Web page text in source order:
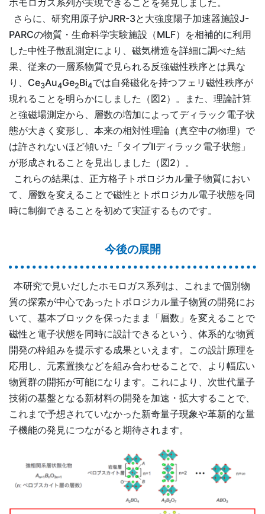
ホモロガス系列が実現できることを発見しました。
さらに、研究用原子炉JRR-3と大強度陽子加速器施設J-
PARCの物質・生命科学実験施設（MLF）を相補的に利用
した中性子散乱測定により、磁気構造を詳細に調べた結
果、従来の一層系物質で見られる反強磁性秩序とは異な
り、Ce3Au4Ge2Bi4では自発磁化を持つフェリ磁性秩序が
現れることを明らかにしました（図2）。また、理論計算
と強磁場測定から、層数の増加によってディラック電子状
態が大きく変形し、本来の相対性理論（真空中の物理）で
は許されないほど傾いた「タイプIIディラック電子状態」
が形成されることを見出しました（図2）。
これらの結果は、正方格子トポロジカル量子物質におい
て、層数を変えることで磁性とトポロジカル電子状態を同
時に制御できることを初めて実証するものです。
今後の展開
本研究で見いだしたホモロガス系列は、これまで個別物
質の探索が中心であったトポロジカル量子物質の開発にお
いて、基本ブロックを保ったまま「層数」を変えることで
磁性と電子状態を同時に設計できるという、体系的な物質
開発の枠組みを提示する成果といえます。この設計原理を
応用し、元素置換などを組み合わせることで、より幅広い
物質群の開拓が可能になります。これにより、次世代量子
技術の基盤となる新材料の開発を加速・拡大することで、
これまで予想されていなかった新奇量子現象や革新的な量
子機能の発見につながると期待されます。